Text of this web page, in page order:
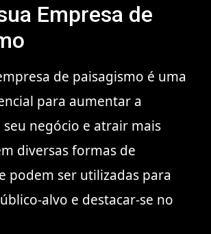
Empresa de
de paisagismo é uma
para aumentar a
negócio e atrair mais
diversas formas de
podem ser utilizadas para
alvo e destacar-se no